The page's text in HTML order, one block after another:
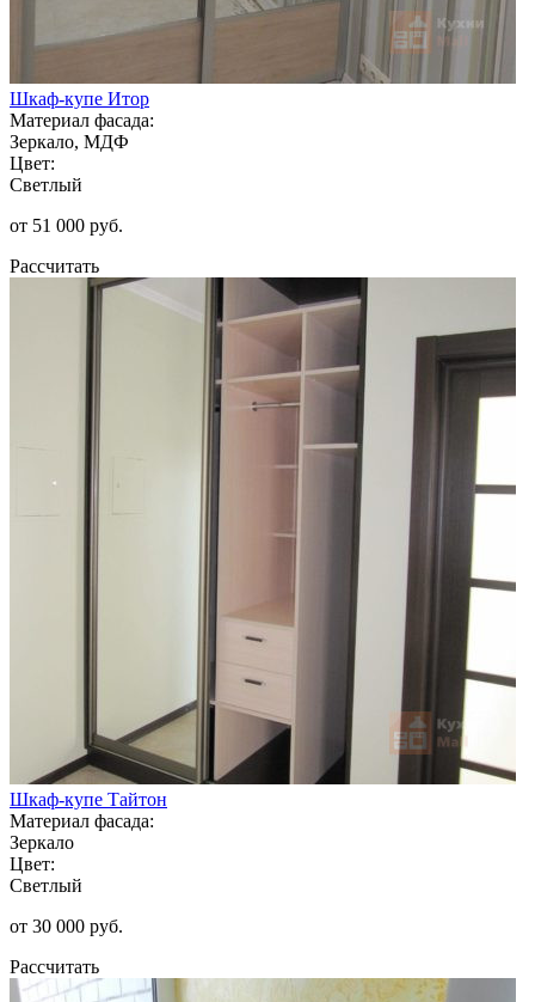
Шкаф-купе Итор
Материал фасада:
Зеркало, МДФ
Цвет:
Светлый
от 51 000 руб.
Рассчитать
Шкаф-купе Тайтон
Материал фасада:
Зеркало
Цвет:
Светлый
от 30 000 руб.
Рассчитать